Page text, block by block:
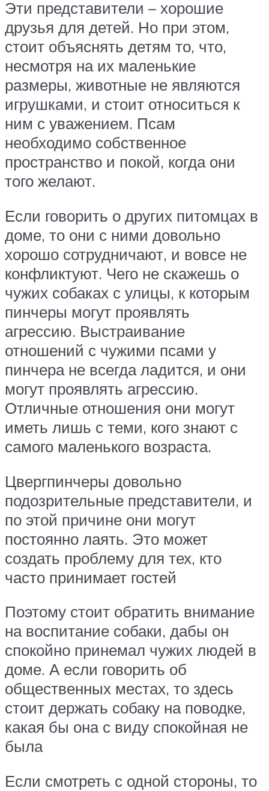
Эти представители – хорошие
друзья для детей. Но при этом,
стоит объяснять детям то, что,
несмотря на их маленькие
размеры, животные не являются
игрушками, и стоит относиться к
ним с уважением. Псам
необходимо собственное
пространство и покой, когда они
того желают.
Если говорить о других питомцах в
доме, то они с ними довольно
хорошо сотрудничают, и вовсе не
конфликтуют. Чего не скажешь о
чужих собаках с улицы, к которым
пинчеры могут проявлять
агрессию. Выстраивание
отношений с чужими псами у
пинчера не всегда ладится, и они
могут проявлять агрессию.
Отличные отношения они могут
иметь лишь с теми, кого знают с
самого маленького возраста.
Цвергпинчеры довольно
подозрительные представители, и
по этой причине они могут
постоянно лаять. Это может
создать проблему для тех, кто
часто принимает гостей
Поэтому стоит обратить внимание
на воспитание собаки, дабы он
спокойно принемал чужих людей в
доме. А если говорить об
общественных местах, то здесь
стоит держать собаку на поводке,
какая бы она с виду спокойная не
была
Если смотреть с одной стороны, то